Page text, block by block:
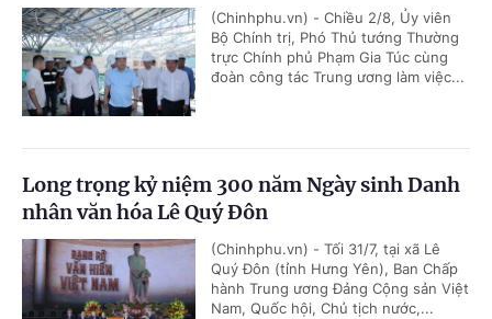
(Chinhphu.vn) - Chiều 2/8, Ủy viên
Bộ Chính trị, Phó Thủ tướng Thường
trực Chính phủ Phạm Gia Túc cùng
đoàn công tác Trung ương làm việc...
Long trọng kỷ niệm 300 năm Ngày sinh Danh
nhân văn hóa Lê Quý Đôn
(Chinhphu.vn) - Tối 31/7, tại xã Lê
Quý Đôn (tỉnh Hưng Yên), Ban Chấp
hành Trung ương Đảng Cộng sản Việt
Nam, Quốc hội, Chủ tịch nước,...